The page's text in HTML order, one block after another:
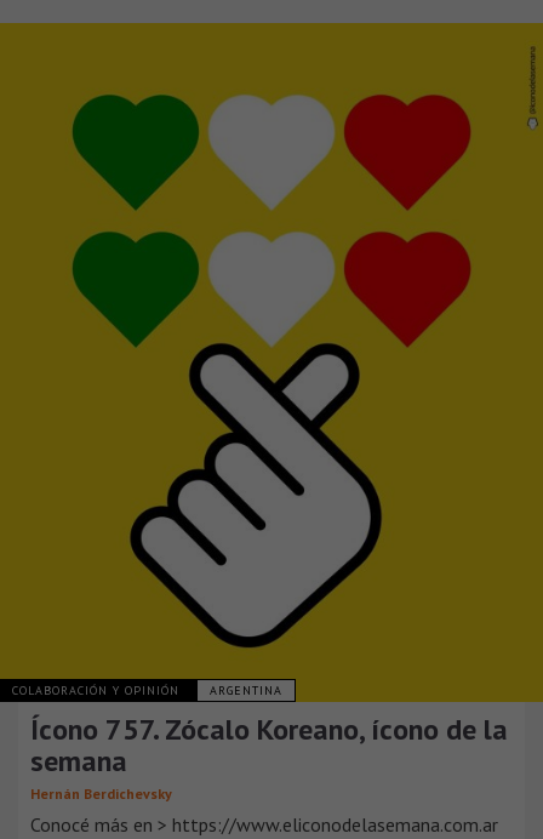
COLABORACIÓN Y OPINIÓN ARGENTINA
Ícono 757. Zócalo Koreano, ícono de la
semana
Hernán Berdichevsky
Conocé más en > https://www.eliconodelasemana.com.ar